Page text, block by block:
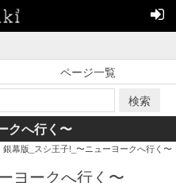
ページ一覧
検索
クへ行く〜
銀幕版_スシ王子!_〜ニューヨークへ行く〜
ヨークへ行く〜